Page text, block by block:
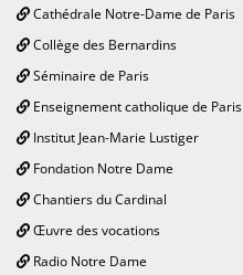
Cathédrale Notre-Dame de Paris
Collège des Bernardins
Séminaire de Paris
Enseignement catholique de Paris
Institut Jean-Marie Lustiger
Fondation Notre Dame
Chantiers du Cardinal
Œuvre des vocations
Radio Notre Dame